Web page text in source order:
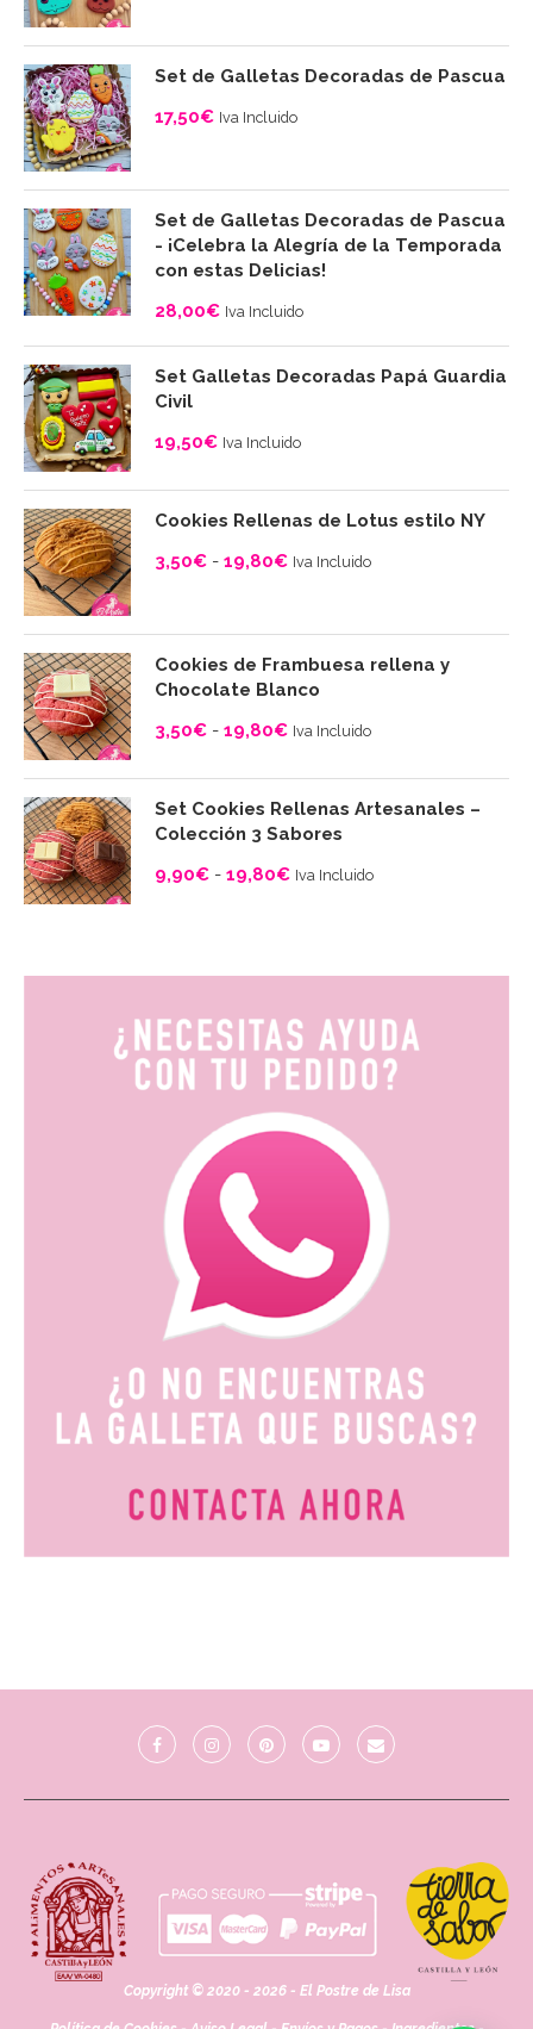
Set de Galletas Decoradas de Pascua
17,50€ Iva Incluido
Set de Galletas Decoradas de Pascua
- ¡Celebra la Alegría de la Temporada
con estas Delicias!
28,00€ Iva Incluido
Set Galletas Decoradas Papá Guardia
Civil
19,50€ Iva Incluido
Cookies Rellenas de Lotus estilo NY
3,50€ - 19,80€
Rango
de
precios:
desde
3,50€
hasta
Iva Incluido
Cookies de Frambuesa rellena y
Chocolate Blanco
3,50€ - 19,80€
Rango
precios:
desde
3,50€
hasta
Iva Incluido
Set Cookies Rellenas Artesanales –
Colección 3 Sabores
9,90€ - 19,80€
Rango
Iva Incluido
Copyright © 2020 - 2026 - El Postre de Lisa